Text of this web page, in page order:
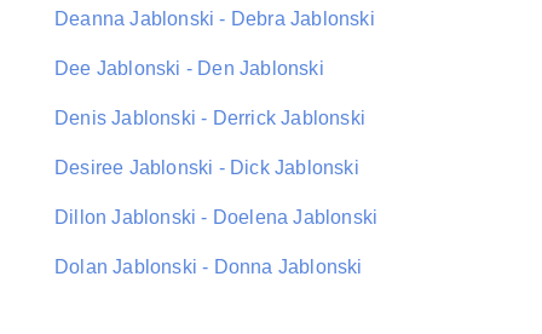
Deanna Jablonski - Debra Jablonski
Dee Jablonski - Den Jablonski
Denis Jablonski - Derrick Jablonski
Desiree Jablonski - Dick Jablonski
Dillon Jablonski - Doelena Jablonski
Dolan Jablonski - Donna Jablonski